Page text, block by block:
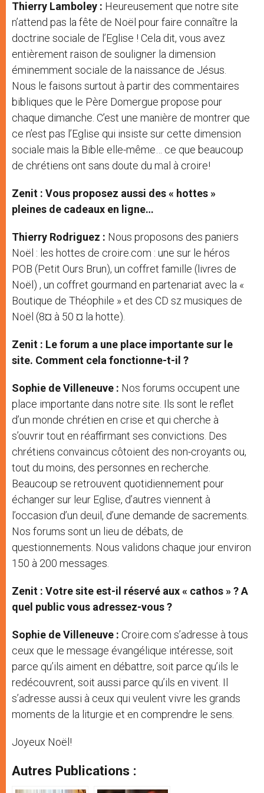
Thierry Lamboley : Heureusement que notre site
n’attend pas la fête de Noël pour faire connaître la
doctrine sociale de l’Eglise ! Cela dit, vous avez
entièrement raison de souligner la dimension
éminemment sociale de la naissance de Jésus.
Nous le faisons surtout à partir des commentaires
bibliques que le Père Domergue propose pour
chaque dimanche. C’est une manière de montrer que
ce n’est pas l’Eglise qui insiste sur cette dimension
sociale mais la Bible elle-même… ce que beaucoup
de chrétiens ont sans doute du mal à croire!
Zenit : Vous proposez aussi des « hottes »
pleines de cadeaux en ligne…
Thierry Rodriguez : Nous proposons des paniers
Noël : les hottes de croire.com : une sur le héros
POB (Petit Ours Brun), un coffret famille (livres de
Noël) , un coffret gourmand en partenariat avec la «
Boutique de Théophile » et des CD sz musiques de
Noël (8¤ à 50 ¤ la hotte).
Zenit : Le forum a une place importante sur le
site. Comment cela fonctionne-t-il ?
Sophie de Villeneuve : Nos forums occupent une
place importante dans notre site. Ils sont le reflet
d’un monde chrétien en crise et qui cherche à
s’ouvrir tout en réaffirmant ses convictions. Des
chrétiens convaincus côtoient des non-croyants ou,
tout du moins, des personnes en recherche.
Beaucoup se retrouvent quotidiennement pour
échanger sur leur Eglise, d’autres viennent à
l’occasion d’un deuil, d’une demande de sacrements.
Nos forums sont un lieu de débats, de
questionnements. Nous validons chaque jour environ
150 à 200 messages.
Zenit : Votre site est-il réservé aux « cathos » ? A
quel public vous adressez-vous ?
Sophie de Villeneuve : Croire.com s’adresse à tous
ceux que le message évangélique intéresse, soit
parce qu’ils aiment en débattre, soit parce qu’ils le
redécouvrent, soit aussi parce qu’ils en vivent. Il
s’adresse aussi à ceux qui veulent vivre les grands
moments de la liturgie et en comprendre le sens.
Joyeux Noël!
Autres Publications :